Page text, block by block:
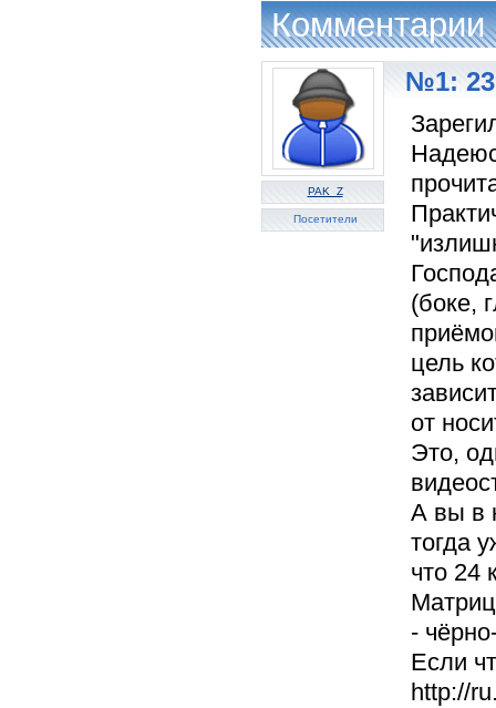
Комментарии
PAK_Z
Посетители
№1: 23
(боке,
цель
от
Это,
А вы в
тогда
что 24
-
Если
http://